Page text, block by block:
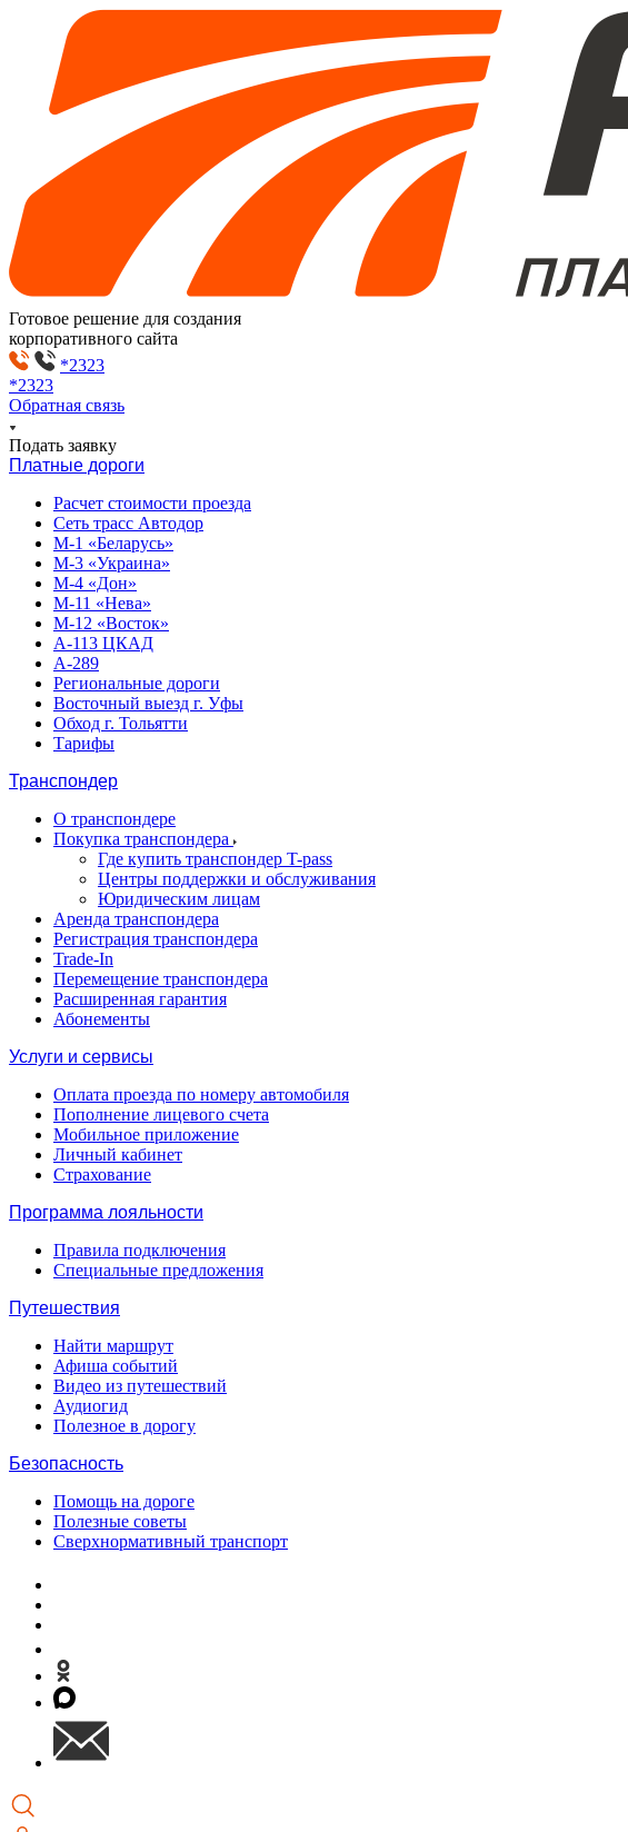
Готовое решение для создания
корпоративного сайта
*2323
*2323
Обратная связь
Подать заявку
Платные дороги
Расчет стоимости проезда
Сеть трасс Автодор
М-1 «Беларусь»
М-3 «Украина»
М-4 «Дон»
М-11 «Нева»
М-12 «Восток»
А-113 ЦКАД
А-289
Региональные дороги
Восточный выезд г. Уфы
Обход г. Тольятти
Тарифы
Транспондер
О транспондере
Покупка транспондера
Где купить транспондер T-pass
Центры поддержки и обслуживания
Юридическим лицам
Аренда транспондера
Регистрация транспондера
Trade-In
Перемещение транспондера
Расширенная гарантия
Абонементы
Услуги и сервисы
Оплата проезда по номеру автомобиля
Пополнение лицевого счета
Мобильное приложение
Личный кабинет
Страхование
Программа лояльности
Правила подключения
Специальные предложения
Путешествия
Найти маршрут
Афиша событий
Видео из путешествий
Аудиогид
Полезное в дорогу
Безопасность
Помощь на дороге
Полезные советы
Сверхнормативный транспорт